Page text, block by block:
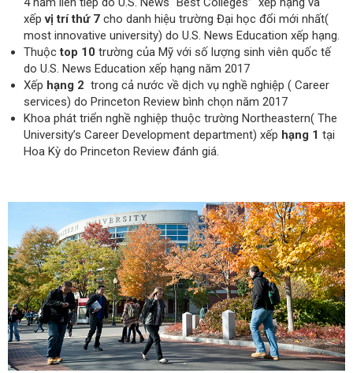
xếp vị trí thứ 7 cho danh hiệu trường Đại học đổi mới nhất(
most innovative university) do U.S. News Education xếp hạng.
Thuộctop 10 trường của Mỹ với số lượng sinh viên quốc tế
do U.S. News Education xếp hạng năm 2017
Xếp hạng 2 trong cả nước về dịch vụ nghề nghiệp ( Career
services) do Princeton Review bình chọn năm 2017
Khoa phát triển nghề nghiệp thuộc trường Northeastern( The
University’s Career Development department) xếp hạng 1 tại
Hoa Kỳ do Princeton Review đánh giá.